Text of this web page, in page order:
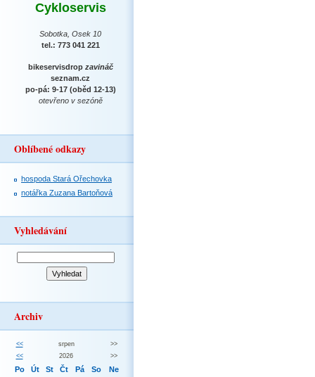
Cykloservis
Sobotka, Osek 10
tel.: 773 041 221
bikeservisdrop zavináč
seznam.cz
po-pá: 9-17 (oběd 12-13)
otevřeno v sezóně
Oblíbené odkazy
hospoda Stará Ořechovka
notářka Zuzana Bartoňová
Vyhledávání
Archiv
<< srpen
>>
<<
2026 >>
Po Út St Čt Pá So Ne